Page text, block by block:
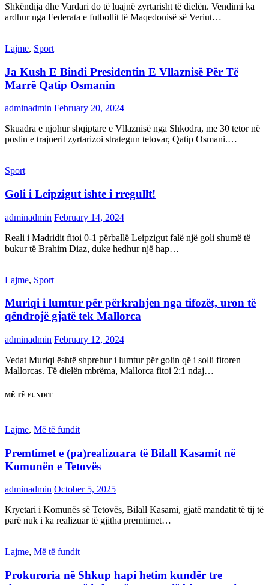
Shkëndija dhe Vardari do të luajnë zyrtarisht të dielën. Vendimi ka
ardhur nga Federata e futbollit të Maqedonisë së Veriut…
Lajme, Sport
Ja Kush E Bindi Presidentin E Vllaznisë Për Të
Marrë Qatip Osmanin
adminadmin February 20, 2024
Skuadra e njohur shqiptare e Vllaznisë nga Shkodra, me 30 tetor në
postin e trajnerit zyrtarizoi strategun tetovar, Qatip Osmani.…
Sport
Goli i Leipzigut ishte i rregullt!
adminadmin February 14, 2024
Reali i Madridit fitoi 0-1 përballë Leipzigut falë një goli shumë të
bukur të Brahim Diaz, duke hedhur një hap…
Lajme, Sport
Muriqi i lumtur për përkrahjen nga tifozët, uron të
qëndrojë gjatë tek Mallorca
adminadmin February 12, 2024
Vedat Muriqi është shprehur i lumtur për golin që i solli fitoren
Mallorcas. Të dielën mbrëma, Mallorca fitoi 2:1 ndaj…
MË TË FUNDIT
Lajme, Më të fundit
Premtimet e (pa)realizuara të Bilall Kasamit në
Komunën e Tetovës
adminadmin October 5, 2025
Kryetari i Komunës së Tetovës, Bilall Kasami, gjatë mandatit të tij të
parë nuk i ka realizuar të gjitha premtimet…
Lajme, Më të fundit
Prokuroria në Shkup hapi hetim kundër tre